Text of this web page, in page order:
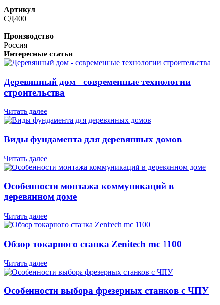
Артикул
СД400
Производство
Россия
Интересные статьи
Деревянный дом - современные технологии
строительства
Читать далее
Виды фундамента для деревянных домов
Читать далее
Особенности монтажа коммуникаций в
деревянном доме
Читать далее
Обзор токарного станка Zenitech mc 1100
Читать далее
Особенности выбора фрезерных станков с ЧПУ